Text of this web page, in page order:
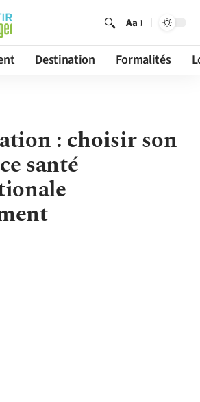
Aa
Destination Formalités
: choisir son
santé